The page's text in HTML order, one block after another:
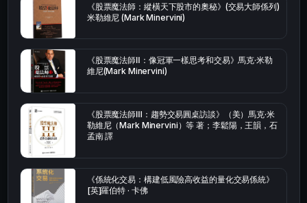
《股票魔法師：縱橫天下股市的奧秘》(交易大師係列)
米勒維尼 (Mark Minervini)
《股票魔法師Ⅱ：像冠軍一樣思考和交易》馬克·米勒
維尼(Mark Minervini)
《股票魔法師Ⅲ：趨勢交易圓桌訪談》（美）馬克·米
勒維尼（Mark Minervini）等 著；李鬆陽，王韻，石
孟南 譯
《係統化交易：構建低風險高收益的量化交易係統》
[英]羅伯特 · 卡佛